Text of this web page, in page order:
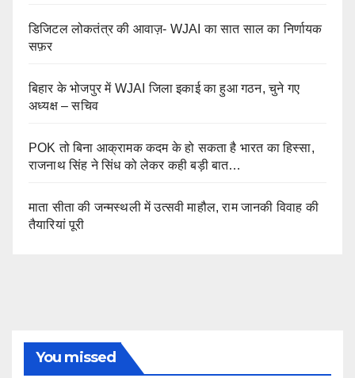
डिजिटल लोकतंत्र की आवाज़- WJAI का सात साल का निर्णायक
सफ़र
बिहार के भोजपुर में WJAI जिला इकाई का हुआ गठन, चुने गए
अध्यक्ष – सचिव
POK तो बिना आक्रामक कदम के हो सकता है भारत का हिस्सा,
राजनाथ सिंह ने सिंध को लेकर कही बड़ी बात…
माता सीता की जन्मस्थली में उत्सवी माहौल, राम जानकी विवाह की
तैयारियां पूरी
You missed